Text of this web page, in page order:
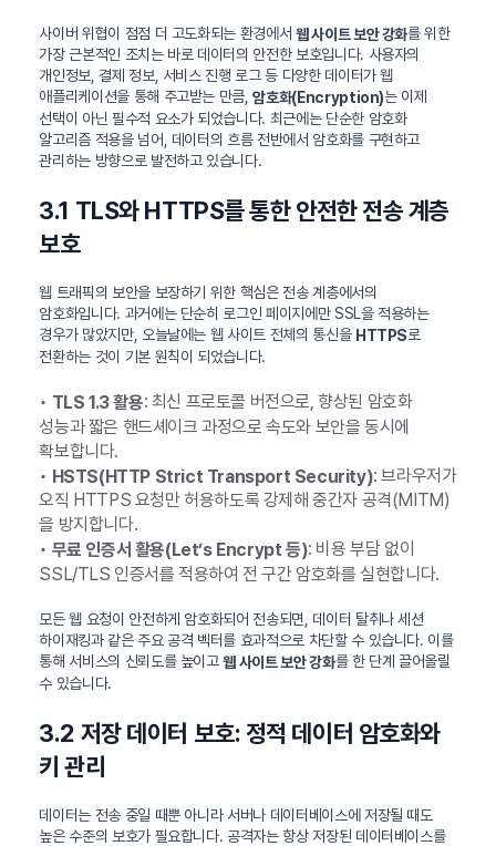
사이버 위협이 점점 더 고도화되는 환경에서 웹 사이트 보안 강화를 위한
가장 근본적인 조치는 바로 데이터의 안전한 보호입니다. 사용자의
개인정보, 결제 정보, 서비스 진행 로그 등 다양한 데이터가 웹
애플리케이션을 통해 주고받는 만큼,암호화(Encryption)는 이제
선택이 아닌 필수적 요소가 되었습니다. 최근에는 단순한 암호화
알고리즘 적용을 넘어, 데이터의 흐름 전반에서 암호화를 구현하고
관리하는 방향으로 발전하고 있습니다.
3.1 TLS와 HTTPS를 통한 안전한 전송 계층
보호
웹 트래픽의 보안을 보장하기 위한 핵심은 전송 계층에서의
암호화입니다. 과거에는 단순히 로그인 페이지에만 SSL을 적용하는
경우가 많았지만, 오늘날에는 웹 사이트 전체의 통신을 HTTPS로
전환하는 것이 기본 원칙이 되었습니다.
• TLS 1.3 활용: 최신 프로토콜 버전으로, 향상된 암호화
성능과 짧은 핸드셰이크 과정으로 속도와 보안을 동시에
확보합니다.
• HSTS(HTTP Strict Transport Security): 브라우저가
오직 HTTPS 요청만 허용하도록 강제해 중간자 공격(MITM)
을 방지합니다.
• 무료 인증서 활용(Let’s Encrypt 등): 비용 부담 없이
SSL/TLS 인증서를 적용하여 전 구간 암호화를 실현합니다.
모든 웹 요청이 안전하게 암호화되어 전송되면, 데이터 탈취나 세션
하이재킹과 같은 주요 공격 벡터를 효과적으로 차단할 수 있습니다. 이를
통해 서비스의 신뢰도를 높이고웹 사이트 보안 강화를 한 단계 끌어올릴
수 있습니다.
3.2 저장 데이터 보호: 정적 데이터 암호화와
키 관리
데이터는 전송 중일 때뿐 아니라 서버나 데이터베이스에 저장될 때도
높은 수준의 보호가 필요합니다. 공격자는 항상 저장된 데이터베이스를